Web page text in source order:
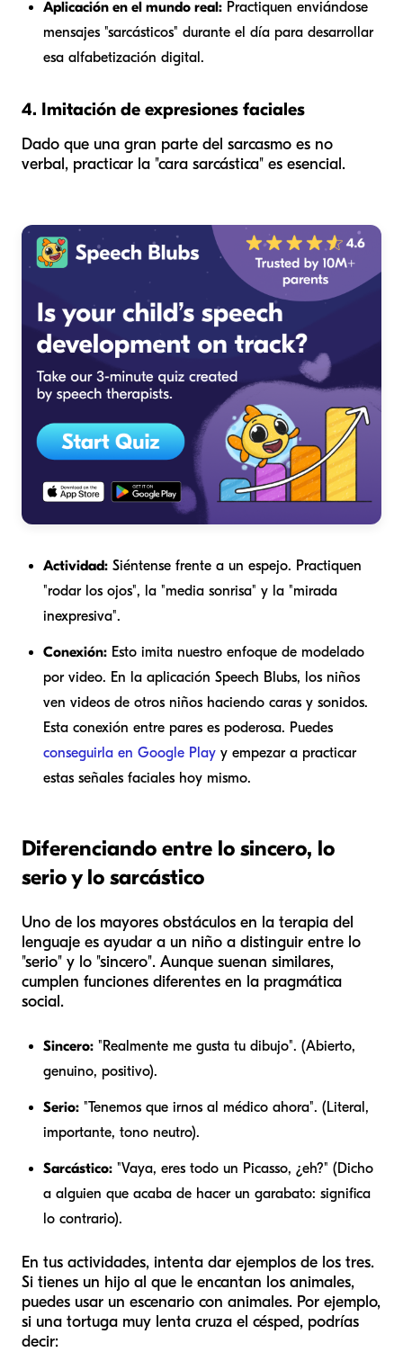
Aplicación en el mundo real: Practiquen enviándose
mensajes "sarcásticos" durante el día para desarrollar
esa alfabetización digital.
4. Imitación de expresiones faciales
Dado que una gran parte del sarcasmo es no
verbal, practicar la "cara sarcástica" es esencial.
Actividad: Siéntense frente a un espejo. Practiquen
"rodar los ojos", la "media sonrisa" y la "mirada
inexpresiva".
Conexión: Esto imita nuestro enfoque de modelado
por video. En la aplicación Speech Blubs, los niños
ven videos de otros niños haciendo caras y sonidos.
Esta conexión entre pares es poderosa. Puedes
conseguirla en Google Play y empezar a practicar
estas señales faciales hoy mismo.
Diferenciando entre lo sincero, lo
serio y lo sarcástico
Uno de los mayores obstáculos en la terapia del
lenguaje es ayudar a un niño a distinguir entre lo
"serio" y lo "sincero". Aunque suenan similares,
cumplen funciones diferentes en la pragmática
social.
Sincero: "Realmente me gusta tu dibujo". (Abierto,
genuino, positivo).
Serio: "Tenemos que irnos al médico ahora". (Literal,
importante, tono neutro).
Sarcástico: "Vaya, eres todo un Picasso, ¿eh?" (Dicho
a alguien que acaba de hacer un garabato: significa
lo contrario).
En tus actividades, intenta dar ejemplos de los tres.
Si tienes un hijo al que le encantan los animales,
puedes usar un escenario con animales. Por ejemplo,
si una tortuga muy lenta cruza el césped, podrías
decir: